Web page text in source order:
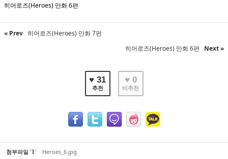
히어로즈(Heroes) 만화 6편
« Prev 히어로즈(Heroes) 만화 7편
히어로즈(Heroes) 만화 6편
Next »
♥ 31
추천
♥ 0
비추천
첨부파일 '1' Heroes_6.jpg